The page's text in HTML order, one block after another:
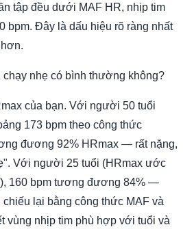
tập đều dưới MAF HR, nhịp tim
bpm. Đây là dấu hiệu rõ ràng nhất
chạy nhẹ có bình thường không?
của bạn. Với người 50 tuổi
173 bpm theo công thức
đương 92% HRmax — rất nặng,
Với người 25 tuổi (HRmax ước
160 bpm tương đương 84% —
lại bằng công thức MAF và
vùng nhịp tim phù hợp với tuổi và